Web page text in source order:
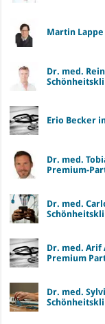
Martin
Dr. med.
Erio Becker
Dr. med.
Premium-
Dr. med.
Dr. med. Arif
Premium
Dr. med.